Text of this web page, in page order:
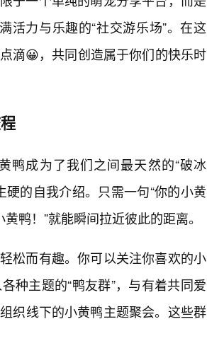
活力与乐趣的“社交游乐场”。在这
滴😀，共同创造属于你们的快乐时
鸭成为了我们之间最天然的“破冰
的自我介绍。只需一句“你的小黄
鸭！”就能瞬间拉近彼此的距离。
松而有趣。你可以关注你喜欢的小
种主题的“鸭友群”，与有着共同爱
织线下的小黄鸭主题聚会。这些群